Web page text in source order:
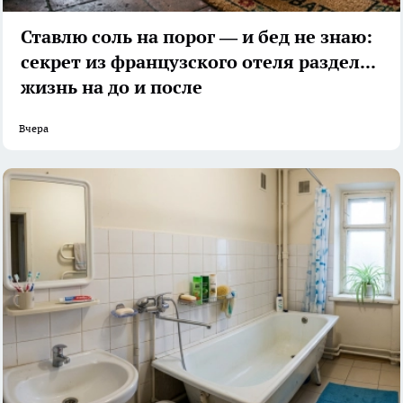
Ставлю соль на порог — и бед не знаю:
секрет из французского отеля разделил
жизнь на до и после
Вчера